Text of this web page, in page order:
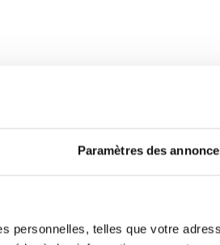
Paramètres des
personnelles, telles que votre